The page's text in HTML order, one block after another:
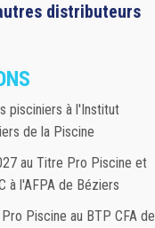
distributeurs
pisciniers à l'Institut
de la Piscine
au Titre Pro Piscine et
à l'AFPA de Béziers
Piscine au BTP CFA de